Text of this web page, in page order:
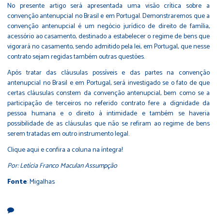
No presente artigo será apresentada uma visão crítica sobre a
convenção antenupcial no Brasil e em Portugal. Demonstraremos que a
convenção antenupcial é um negócio jurídico de direito de família,
acessório ao casamento, destinado a estabelecer o regime de bens que
vigorará no casamento, sendo admitido pela lei, em Portugal, que nesse
contrato sejam regidas também outras questões.
Após tratar das cláusulas possíveis e das partes na convenção
antenupcial no Brasil e em Portugal, será investigado se o fato de que
certas cláusulas constem da convenção antenupcial, bem como se a
participação de terceiros no referido contrato fere a dignidade da
pessoa humana e o direito à intimidade e também se haveria
possibilidade de as cláusulas que não se refiram ao regime de bens
serem tratadas em outro instrumento legal.
Clique aqui e confira a coluna na íntegra!
Por: Letícia Franco Maculan Assumpção
Fonte: Migalhas